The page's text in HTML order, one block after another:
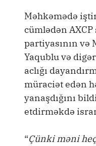
Məhkəmədə
cümlədən
partiyasının və
Yaqublu və
aclığı
müraciət edən
yanaşdığını
etdirməkdə
“Çünki məni